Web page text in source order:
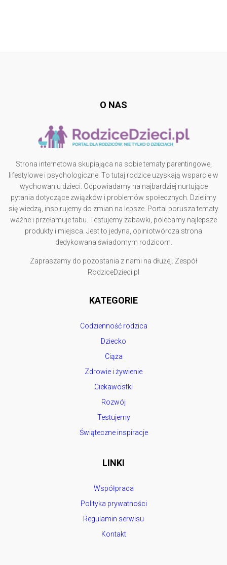
O NAS
Strona internetowa skupiająca na sobie tematy parentingowe,
lifestylowe i psychologiczne. To tutaj rodzice uzyskają wsparcie w
wychowaniu dzieci. Odpowiadamy na najbardziej nurtujące
pytania dotyczące związków i problemów społecznych. Dzielimy
się wiedzą, inspirujemy do zmian na lepsze. Portal porusza tematy
ważne i przełamuje tabu. Testujemy zabawki, polecamy najlepsze
produkty i miejsca. Jest to jedyna, opiniotwórcza strona
dedykowana świadomym rodzicom.
Zapraszamy do pozostania z nami na dłużej. Zespół
RodziceDzieci.pl
KATEGORIE
Codzienność rodzica
Dziecko
Ciąża
Zdrowie i żywienie
Ciekawostki
Rozwój
Testujemy
Świąteczne inspiracje
LINKI
Współpraca
Polityka prywatności
Regulamin serwisu
Kontakt